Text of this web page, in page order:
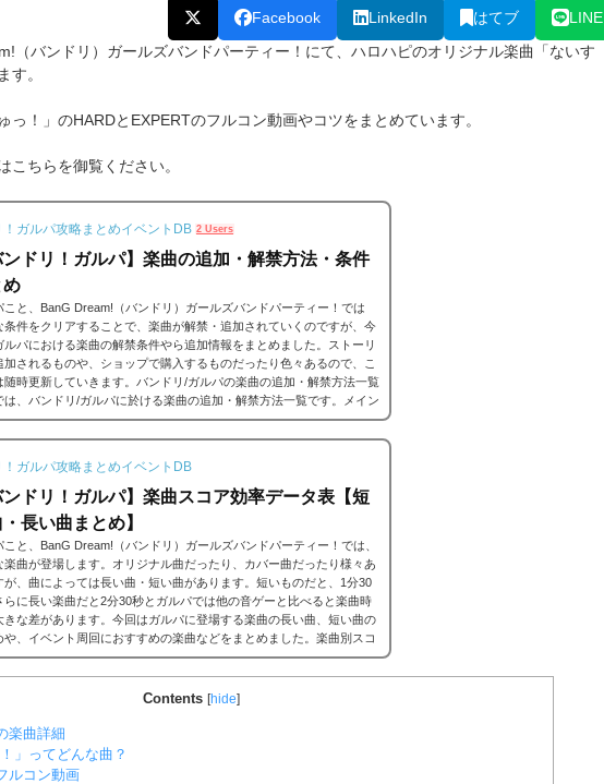
Facebook LinkedIn はてブ
LINE
（バンドリ）ガールズバンドパーティー！にて、ハロハピのオリジナル楽曲「ないす
す。
っ！」のHARDとEXPERTのフルコン動画やコツをまとめています。
こちらを御覧ください。
ガルパ攻略まとめイベントDB 2 Users
ンドリ！ガルパ】楽曲の追加・解禁方法・条件
め
こと、BanG Dream!（バンドリ）ガールズバンドパーティー！では
条件をクリアすることで、楽曲が解禁・追加されていくのですが、今
ルパにおける楽曲の解禁条件やら追加情報をまとめました。ストーリ
加されるものや、ショップで購入するものだったり色々あるので、こ
随時更新していきます。バンドリ/ガルパの楽曲の追加・解禁方法一覧
は、バンドリ/ガルパに於ける楽曲の追加・解禁方法一覧です。メイン
リーだったり、バンドストーリーだったり、いろいろな条件があると
ですが、それぞれ...
ガルパ攻略まとめイベントDB
ンドリ！ガルパ】楽曲スコア効率データ表【短
長い曲まとめ】
こと、BanG Dream!（バンドリ）ガールズバンドパーティー！では、
楽曲が登場します。オリジナル曲だったり、カバー曲だったり様々あ
が、曲によっては長い曲・短い曲があります。短いものだと、1分30
らに長い楽曲だと2分30秒とガルパでは他の音ゲーと比べると楽曲時
きな差があります。今回はガルパに登場する楽曲の長い曲、短い曲の
や、イベント周回におすすめの楽曲などをまとめました。楽曲別スコ
表(協力ライブ) ↓別タブで見る場合はこちら。
バンドリ！ガルパ ス
Contents [hide]
楽曲詳細
」ってどんな曲？
ルコン動画